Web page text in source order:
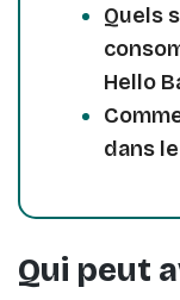
Quels
Hello
dans
Qui peut